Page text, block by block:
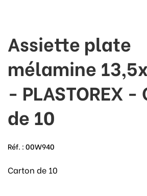
Assiette plate
mélamine
- PLASTOREX
de 10
Réf. :00W940
Carton de 10